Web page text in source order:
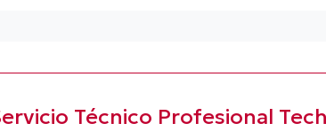
Técnico Profesional